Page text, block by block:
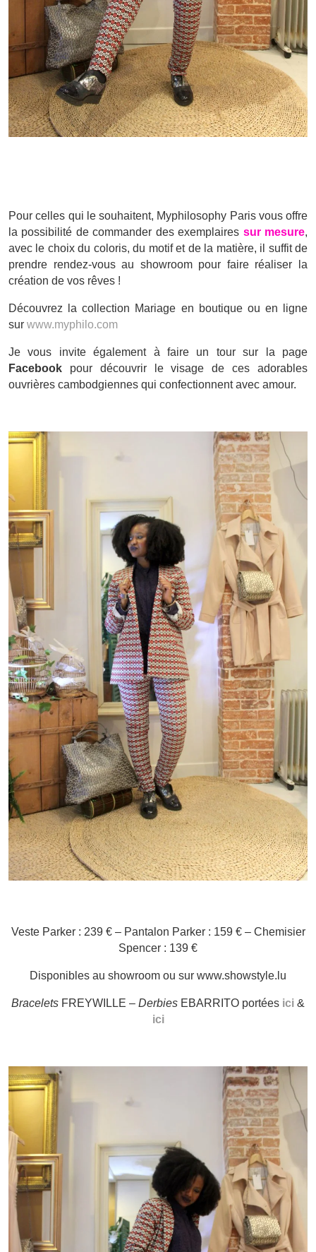
Pour celles qui le souhaitent, Myphilosophy Paris vous offre
la possibilité de commander des exemplaires sur mesure,
avec le choix du coloris, du motif et de la matière, il suffit de
prendre rendez-vous au showroom pour faire réaliser la
création de vos rêves !
Découvrez la collection Mariage en boutique ou en ligne
sur www.myphilo.com
Je vous invite également à faire un tour sur la page
Facebook pour découvrir le visage de ces adorables
ouvrières cambodgiennes qui confectionnent avec amour.
Veste Parker : 239 € – Pantalon Parker : 159 € – Chemisier
Spencer : 139 €
Disponibles au showroom ou sur www.showstyle.lu
Bracelets FREYWILLE – Derbies EBARRITO portées ici &
ici